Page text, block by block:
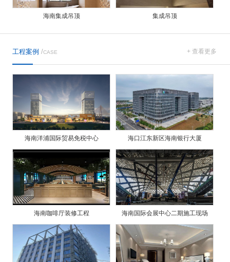
海南集成吊顶 集成吊顶
工程案例 /CASE + 查看更多
海南洋浦国际贸易免税中心 海口江东新区海南银行大厦
海南咖啡厅装修工程 海南国际会展中心二期施工现场